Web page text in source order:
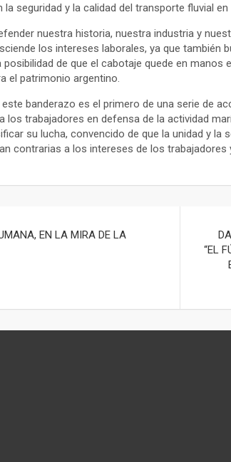
seguridad y la calidad del transporte fluvial en
nuestra historia, nuestra industria y
los intereses laborales, ya que también
posibilidad de que el cabotaje quede en manos
el patrimonio argentino.
este banderazo es el primero de una serie de
los trabajadores en defensa de la actividad
su lucha, convencido de que la unidad y la
contrarias a los intereses de los trabajadores
EN LA MIRA DE LA
“EL